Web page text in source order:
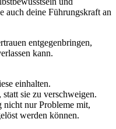
auch deine Führungskraft an
entgegenbringen,
kann.
einhalten.
sie zu verschweigen.
nicht nur Probleme mit,
werden können.